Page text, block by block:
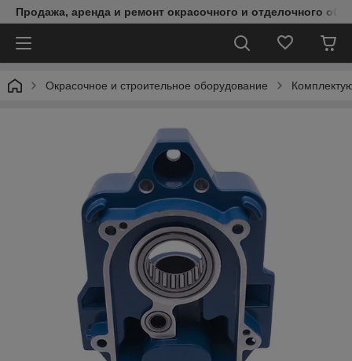
Продажа, аренда и ремонт окрасочного и отделочного
Окрасочное и строительное оборудование